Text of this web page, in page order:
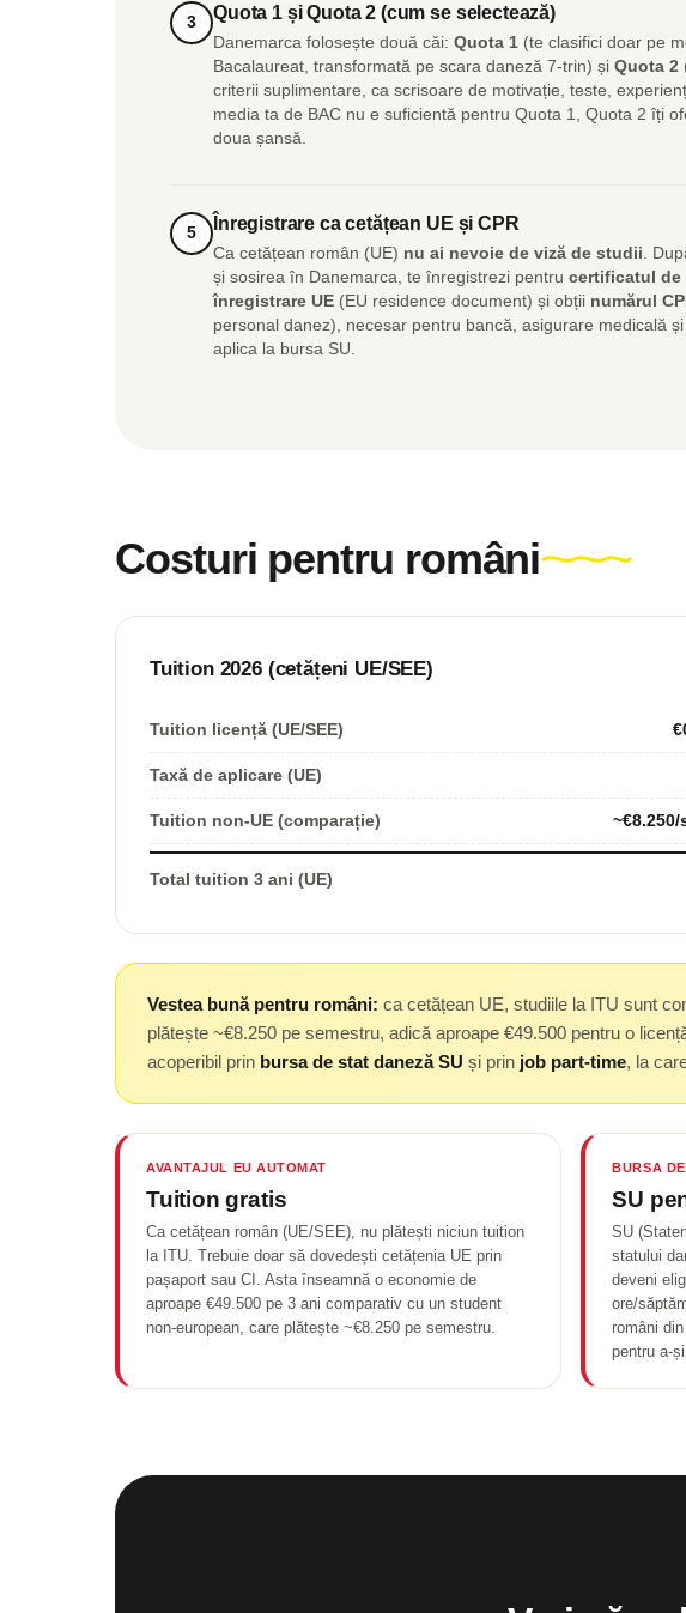
3 Quota 1 și Quota 2 (cum se selectează)
Danemarca folosește două căi: Quota 1 (te clasifici doar pe
Bacalaureat, transformată pe scara daneză 7-trin) și Quota 2
criterii suplimentare, ca scrisoare de motivație, teste,
media ta de BAC nu e suficientă pentru Quota 1, Quota 2 îți
doua șansă.
5 Înregistrare ca cetățean UE și CPR
Ca cetățean român (UE) nu ai nevoie de viză de studii .
și sosirea în Danemarca, te înregistrezi pentru certificatul de
înregistrare UE (EU residence document) și obții numărul
personal danez), necesar pentru bancă, asigurare medicală
aplica la bursa SU.
Costuri pentru români
Tuition 2026 (cetățeni UE/SEE)
Tuition licență (UE/SEE)
Taxă de aplicare (UE)
Tuition non-UE (comparație)
Total tuition 3 ani (UE)
Vestea bună pentru români: ca cetățean UE, studiile la ITU sunt
plătește ~€8.250 pe semestru, adică aproape €49.500 pentru o
acoperibil prin bursa de stat daneză SU și prin job part-time, la
AVANTAJUL EU AUTOMAT
Tuition gratis
Ca cetățean român (UE/SEE), nu plătești niciun tuition
la ITU. Trebuie doar să dovedești cetățenia UE prin
pașaport sau CI. Asta înseamnă o economie de
aproape €49.500 pe 3 ani comparativ cu un student
non-european, care plătește ~€8.250 pe semestru.
BURSA
SU
SU
statului
deveni
ore/
români
pentru a-